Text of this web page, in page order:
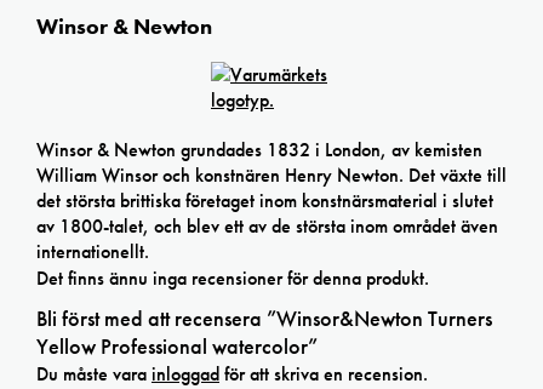
Winsor & Newton
Winsor & Newton grundades 1832 i London, av kemisten
William Winsor och konstnären Henry Newton. Det växte till
det största brittiska företaget inom konstnärsmaterial i slutet
av 1800-talet, och blev ett av de största inom området även
internationellt.
Det finns ännu inga recensioner för denna produkt.
Bli först med att recensera ”Winsor&Newton Turners
Yellow Professional watercolor”
Du måste varainloggadför att skriva en recension.